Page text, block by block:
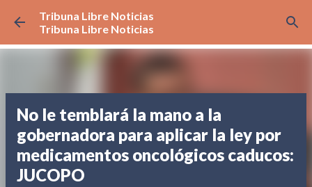
Ir al contenido principal
Tribuna Libre Noticias
Tribuna Libre Noticias
No le temblará la mano a la
gobernadora para aplicar la ley por
medicamentos oncológicos caducos:
JUCOPO